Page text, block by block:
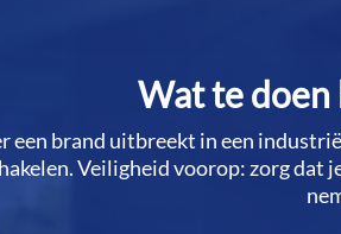
Wat te doen
een brand uitbreekt in een
Veiligheid voorop: zorg dat